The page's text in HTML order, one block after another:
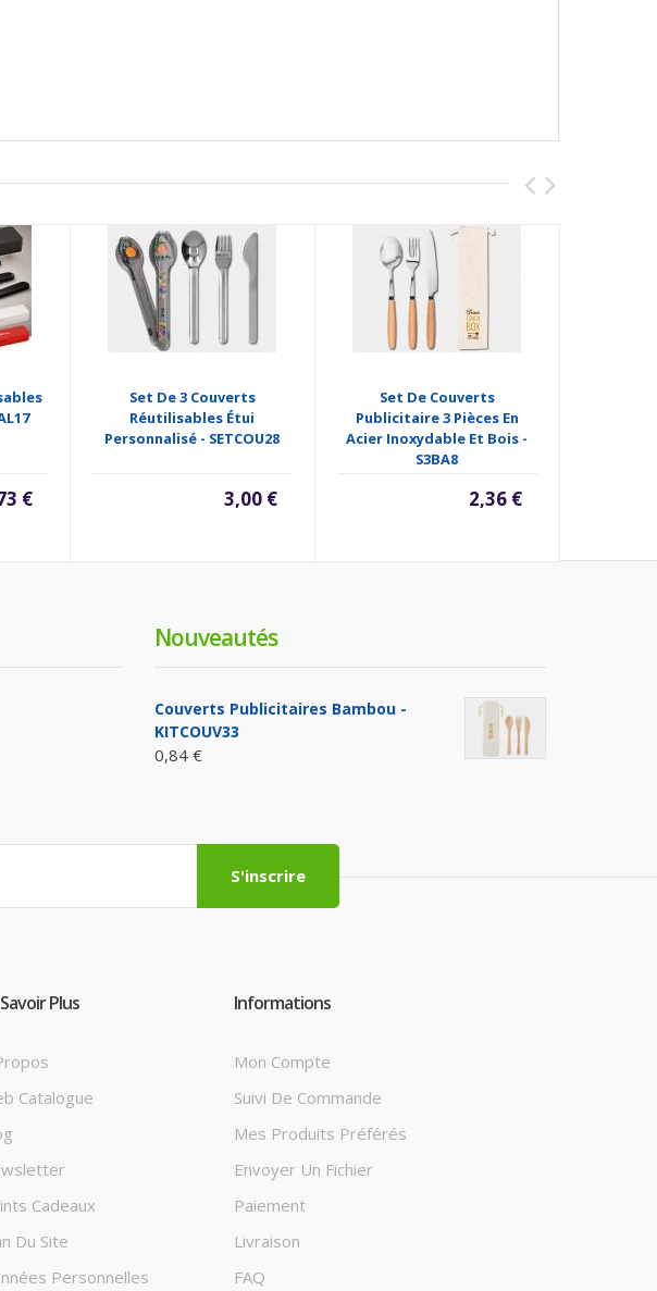
€
Set De 3 Couverts
Réutilisables Étui
Personnalisé - SETCOU28
3,00 €
Set De Couverts
Publicitaire 3 Pièces En
Acier Inoxydable Et Bois -
S3BA8
2,36 €
Nouveautés
Couverts Publicitaires Bambou -
KITCOUV33
0,84 €
S'inscrire
Plus
Catalogue
Cadeaux
Du Site
Personnelles
Informations
Mon Compte
Suivi De Commande
Mes Produits Préférés
Envoyer Un Fichier
Paiement
Livraison
FAQ